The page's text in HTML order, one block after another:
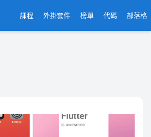
課程 外掛套件 榜單 代碼 部落格